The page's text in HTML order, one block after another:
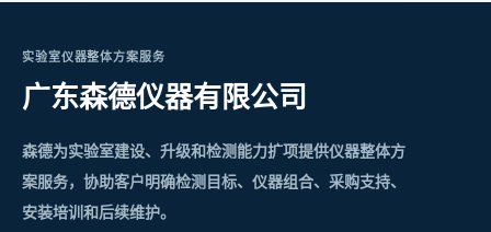
实验室仪器整体方案服务
广东森德仪器有限公司
森德为实验室建设、升级和检测能力扩项提供仪器整体方
案服务，协助客户明确检测目标、仪器组合、采购支持、
安装培训和后续维护。